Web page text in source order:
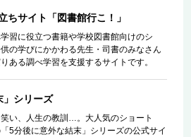
ちサイト「図書館行こ！」
習に役立つ書籍や学校図書館向けのシ
の学びにかかわる先生・司書のみなさん
ある調べ学習を支援するサイトです。
」シリーズ
い、人生の教訓…。大人気のショート
5分後に意外な結末」シリーズの公式サイ